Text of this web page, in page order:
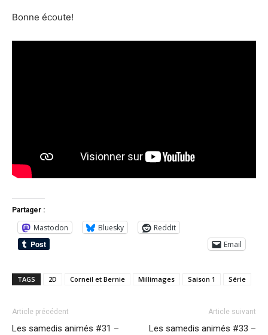
Bonne écoute!
Partager :
Mastodon Bluesky
Reddit
Email
TAGS 2D Corneil et Bernie Millimages Saison 1 Série
Article précédent
Les samedis animés #31 –
Article suivant
Les samedis animés #33 –